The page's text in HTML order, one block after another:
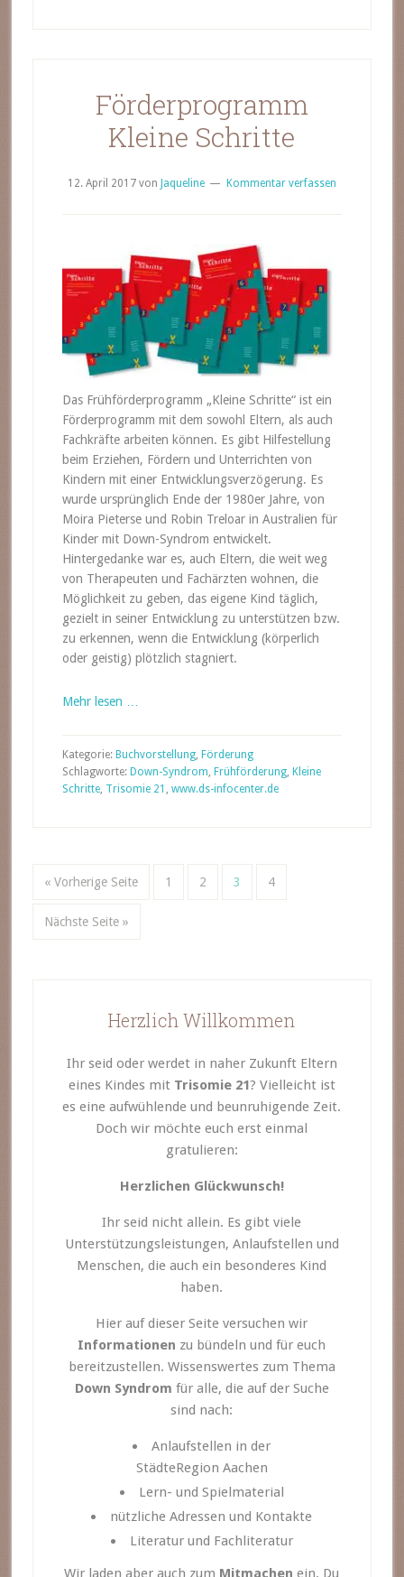
Förderprogramm
Kleine Schritte
12. April 2017von Jaqueline Kommentar verfassen
Das Frühförderprogramm „Kleine Schritte“ ist ein
Förderprogramm mit dem sowohl Eltern, als auch
Fachkräfte arbeiten können. Es gibt Hilfestellung
beim Erziehen, Fördern und Unterrichten von
Kindern mit einer Entwicklungsverzögerung. Es
wurde ursprünglich Ende der 1980er Jahre, von
Moira Pieterse und Robin Treloar in Australien für
Kinder mit Down-Syndrom entwickelt.
Hintergedanke war es, auch Eltern, die weit weg
von Therapeuten und Fachärzten wohnen, die
Möglichkeit zu geben, das eigene Kind täglich,
gezielt in seiner Entwicklung zu unterstützen bzw.
zu erkennen, wenn die Entwicklung (körperlich
oder geistig) plötzlich stagniert.
Mehr lesen …
Kategorie: Buchvorstellung, Förderung
Schlagworte: Down-Syndrom, Frühförderung, Kleine
Schritte, Trisomie 21 , www.ds-infocenter.de
« Vorherige Seite 1 2 3 4
Nächste Seite »
Herzlich Willkommen
Ihr seid oder werdet in naher Zukunft Eltern
eines Kindes mit Trisomie 21? Vielleicht ist
es eine aufwühlende und beunruhigende Zeit.
Doch wir möchte euch erst einmal
gratulieren:
Herzlichen Glückwunsch!
Ihr seid nicht allein. Es gibt viele
Unterstützungsleistungen, Anlaufstellen und
Menschen, die auch ein besonderes Kind
haben.
Hier auf dieser Seite versuchen wir
Informationen zu bündeln und für euch
bereitzustellen. Wissenswertes zum Thema
Down Syndrom für alle, die auf der Suche
sind nach:
Anlaufstellen in der
StädteRegion Aachen
Lern- und Spielmaterial
nützliche Adressen und Kontakte
Literatur und Fachliteratur
Wir laden aber auch zum Mitmachen ein. Du